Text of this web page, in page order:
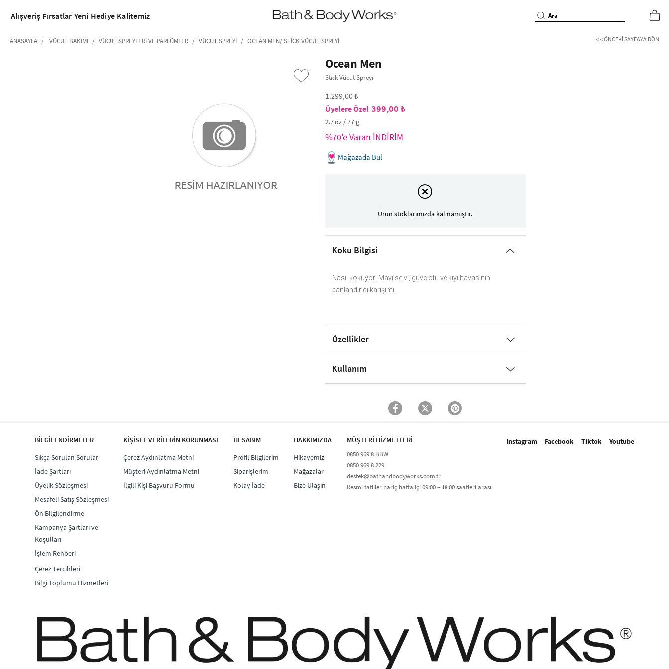
•2200₺ ve Üzeri Kargo Ücretsiz!•
*Promosyon Detayları
Alışveriş Fırsatlar Yeni Hediye Kalitemiz
ANASAYFA VÜCUT BAKIMI VÜCUT SPREYLERI VE PARFÜMLER VÜCUT SPREYI OCEAN MEN/ STICK VÜCUT SPREYI < < ÖNCEKI SAYFAYA DÖN
Ocean Men
Stick Vücut Spreyi
1.299,00 ₺
399,00 ₺
2.7 oz / 77 g
%70'e Varan İNDİRİM
Mağazada Bul
Ürün stoklarımızda kalmamıştır.
Koku Bilgisi
Nasıl kokuyor: Mavi selvi, güve otu ve kıyı havasının
canlandırıcı karışımı.
Özellikler
Kullanım
Instagram Facebook Tiktok Youtube
BİLGİLENDİRMELER
Sıkça Sorulan Sorular
İade Şartları
Üyelik Sözleşmesi
Mesafeli Satış Sözleşmesi
Ön Bilgilendirme
Kampanya Şartları ve
Koşulları
İşlem Rehberi
Çerez Tercihleri
Bilgi Toplumu Hizmetleri
KİŞİSEL VERİLERİN KORUNMASI
Çerez Aydınlatma Metni
Müşteri Aydınlatma Metni
İlgili Kişi Başvuru Formu
HESABIM
Profil Bilgilerim
Siparişlerim
Kolay İade
HAKKIMIZDA
Hikayemiz
Mağazalar
Bize Ulaşın
MÜŞTERİ HİZMETLERİ​
0850 969 8 BBW​
0850 969 8 229​​
destek@bathandbodyworks.com.tr
Resmi tatiller hariç hafta içi 09:00 – 18:00 saatleri arası​